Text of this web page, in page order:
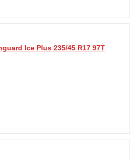
Ice Plus 235/45 R17 97T